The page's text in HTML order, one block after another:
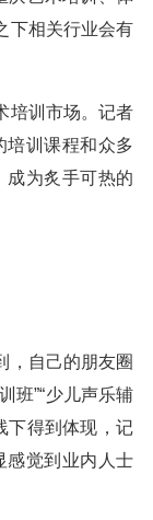
下相关行业会有
培训市场。记者
培训课程和众多
成为炙手可热的
，自己的朋友圈
班”“少儿声乐辅
下得到体现，记
感觉到业内人士